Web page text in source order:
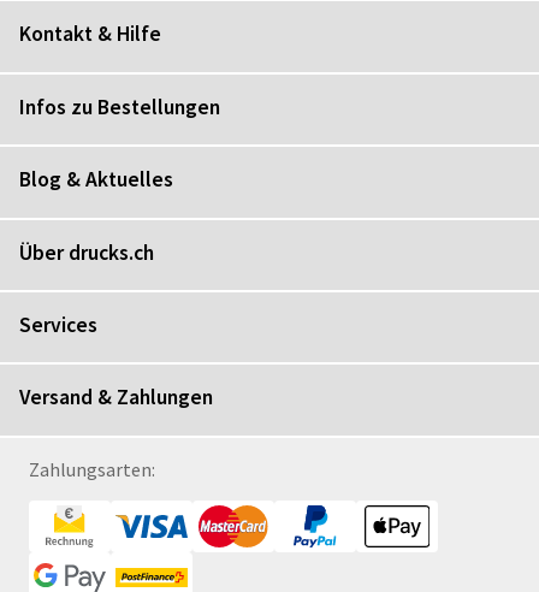
Kontakt & Hilfe
Infos zu Bestellungen
Blog & Aktuelles
Über drucks.ch
Services
Versand & Zahlungen
Zahlungsarten: